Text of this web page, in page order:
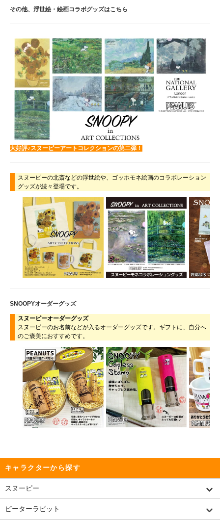
その他、浮世絵・絵画コラボグッズはこちら
大好評♪スヌーピーアートコレクションの第二弾！
スヌーピーの北斎などの浮世絵や、ゴッホモネ絵画のコラボレーション
グッズが続々登場です。
SNOOPYオーダーグッズ
スヌーピーオーダーグッズ
スヌーピーのお名前などが入るオーダーグッズです。ギフトに、自分へ
のご褒美におすすめです。
キャラクターから探す
スヌーピー
ピーターラビット